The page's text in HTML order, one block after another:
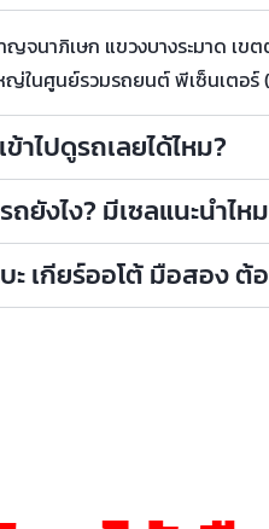
ญจนาภิเษก แขวงบางระมาด เ
ญ่ในศูนย์รวมรถยนต์ พีเซ็นเตอร์
าไปดูรถเลยได้ไหม?
ยังไง? มีเซลแนะนำไห
ะ เกียร์ออโต้ มือสอง ต้